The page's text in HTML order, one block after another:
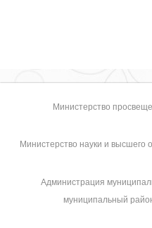
Министерство
Министерство науки и высшего
Администрация
муниципальный